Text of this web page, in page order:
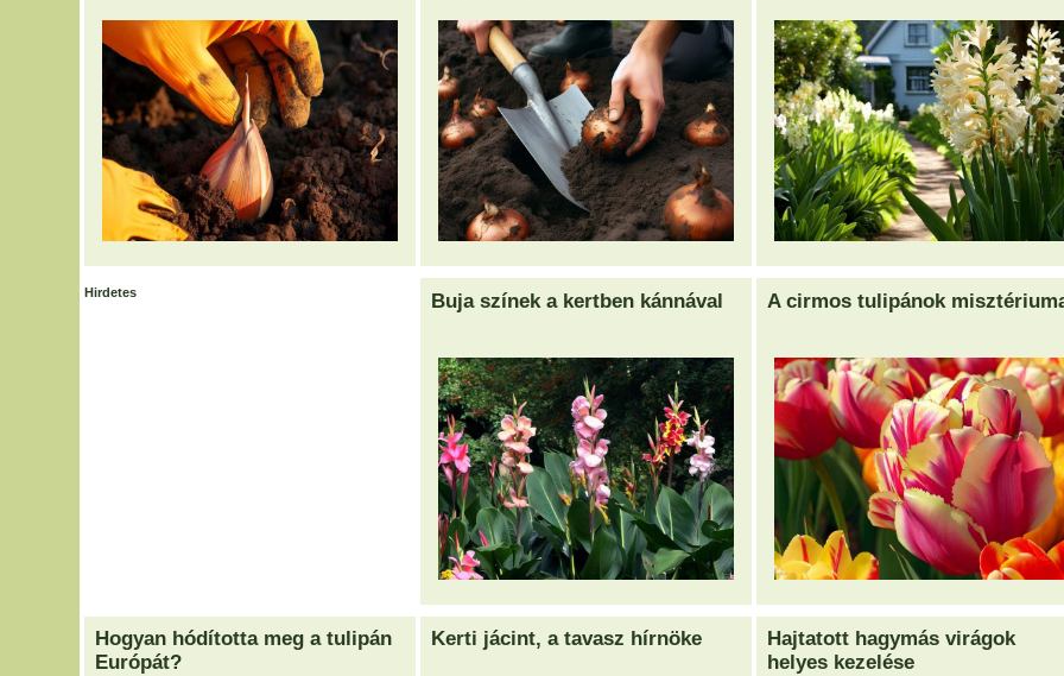
Hirdetes Buja színek a kertben kánnával A cirmos tulipánok
Hogyan hódította meg a tulipán
Európát?
Kerti jácint, a tavasz hírnöke
Hajtatott hagymás virágok
helyes kezelése